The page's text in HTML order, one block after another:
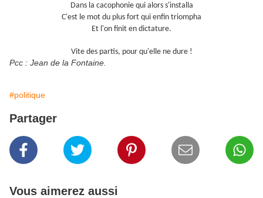
Dans la cacophonie qui alors s'installa
C'est le mot du plus fort qui enfin triompha
Et l'on finit en dictature.
Vite des partis, pour qu'elle ne dure !
Pcc : Jean de la Fontaine.
#politique
Partager
Vous aimerez aussi